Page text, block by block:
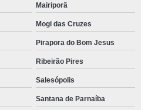
Mairiporã
Mogi das Cruzes
Pirapora do Bom Jesus
Ribeirão Pires
Salesópolis
Santana de Parnaíba